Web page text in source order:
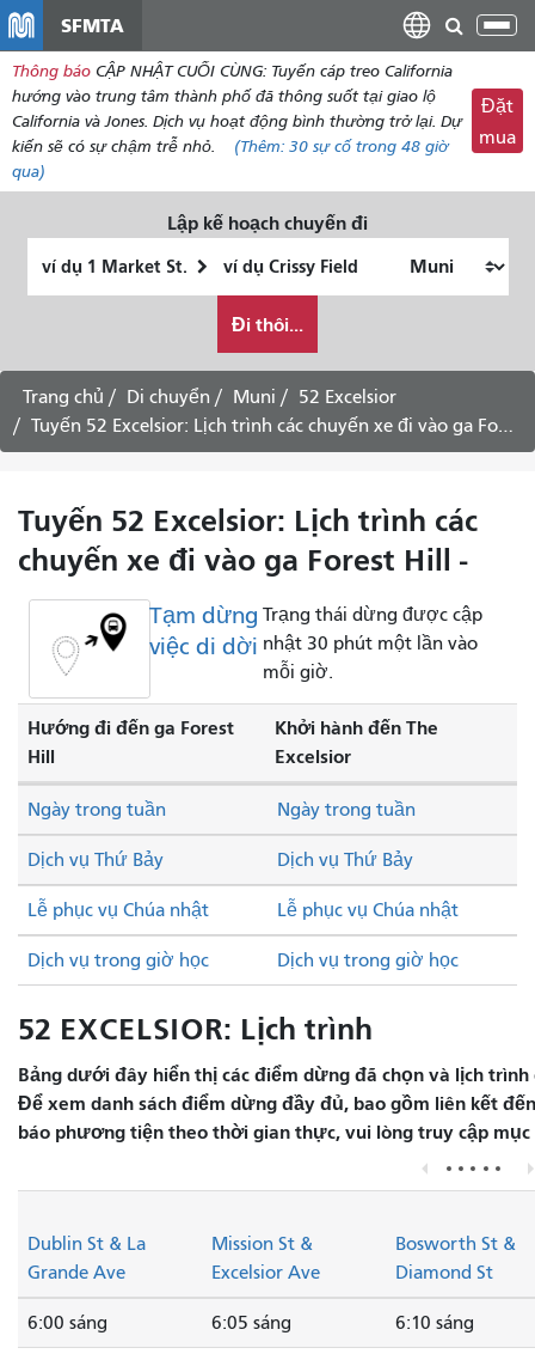
dung
SFMTA
Thông báo CẬP NHẬT CUỐI CÙNG: Tuyến cáp treo California
hướng vào trung tâm thành phố đã thông suốt tại giao lộ
California và Jones. Dịch vụ hoạt động bình thường trở lại. Dự
kiến ​​sẽ có sự chậm trễ nhỏ.
(Thêm: 30 sự cố trong 48 giờ
qua)
Đặt
mua
Lập kế hoạch chuyến đi
thúc
muốn
đi
du
lịch
như
nào
Đi thôi...
Trang chủ Di chuyển Muni
52 Excelsior
Tuyến 52 Excelsior: Lịch trình các chuyến xe đi vào ga Forest Hill -
Tuyến 52 Excelsior: Lịch trình các
chuyến xe đi vào ga Forest Hill -
Tạm dừng
việc di dời
Trạng thái dừng được cập
nhật 30 phút một lần vào
mỗi giờ.
Hướng đi đến ga Forest
Hill
Khởi hành đến The
Excelsior
Dịch vụ Thứ Bảy Dịch vụ Thứ Bảy
Lễ phục vụ Chúa nhật Lễ phục vụ Chúa nhật
Ngày trong tuần Ngày trong tuần
Dịch vụ trong giờ học Dịch vụ trong giờ học
52 EXCELSIOR: Lịch trình
Bảng dưới đây hiển thị các điểm dừng đã chọn và lịch
Để xem danh sách điểm dừng đầy đủ, bao gồm liên kết
báo phương tiện theo thời gian thực, vui lòng truy cập mục
Dublin St & La
Grande Ave
Mission St &
Excelsior Ave
Bosworth St &
Diamond St
6:00 sáng 6:05 sáng 6:10 sáng